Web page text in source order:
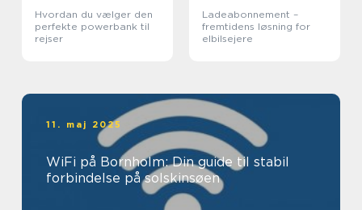
Hvordan du vælger den
perfekte powerbank til
rejser
Ladeabonnement –
fremtidens løsning for
elbilsejere
11. maj 2025
WiFi på Bornholm: Din guide til stabil
forbindelse på solskinsøen